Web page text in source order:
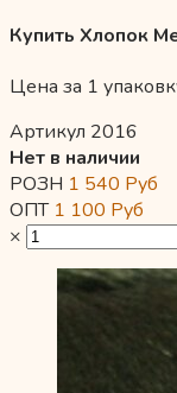
Купить Хлопок
Цена за 1
Артикул 2016
Нет в наличии
РОЗН 1 540 Руб
ОПТ 1 100 Руб
×